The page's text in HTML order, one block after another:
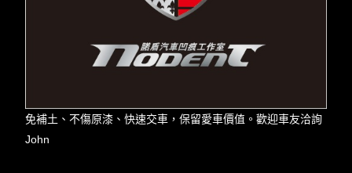
免補土、不傷原漆、快速交車，保留愛車價值。歡迎車友洽詢
John